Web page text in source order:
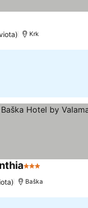
Krk
3 Tähtiluokitus
Baška